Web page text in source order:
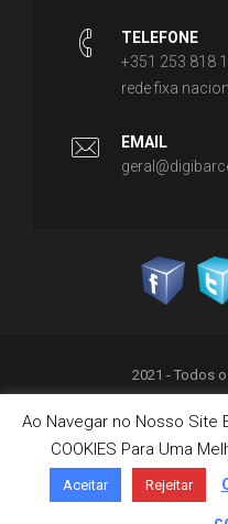
TELEFONE
+351 253 818
rede fixa
EMAIL
2021 - Todos
Política
Livro de
Ao Navegar no Nosso Site
COOKIES Para Uma
Aceitar Rejeitar